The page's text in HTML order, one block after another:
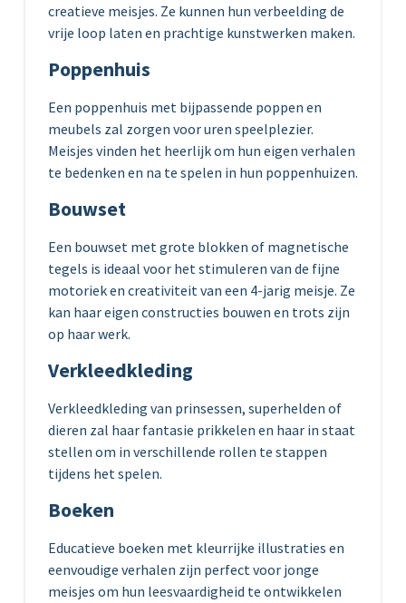
creatieve meisjes. Ze kunnen hun verbeelding de
vrije loop laten en prachtige kunstwerken maken.
Poppenhuis
Een poppenhuis met bijpassende poppen en
meubels zal zorgen voor uren speelplezier.
Meisjes vinden het heerlijk om hun eigen verhalen
te bedenken en na te spelen in hun poppenhuizen.
Bouwset
Een bouwset met grote blokken of magnetische
tegels is ideaal voor het stimuleren van de fijne
motoriek en creativiteit van een 4-jarig meisje. Ze
kan haar eigen constructies bouwen en trots zijn
op haar werk.
Verkleedkleding
Verkleedkleding van prinsessen, superhelden of
dieren zal haar fantasie prikkelen en haar in staat
stellen om in verschillende rollen te stappen
tijdens het spelen.
Boeken
Educatieve boeken met kleurrijke illustraties en
eenvoudige verhalen zijn perfect voor jonge
meisjes om hun leesvaardigheid te ontwikkelen